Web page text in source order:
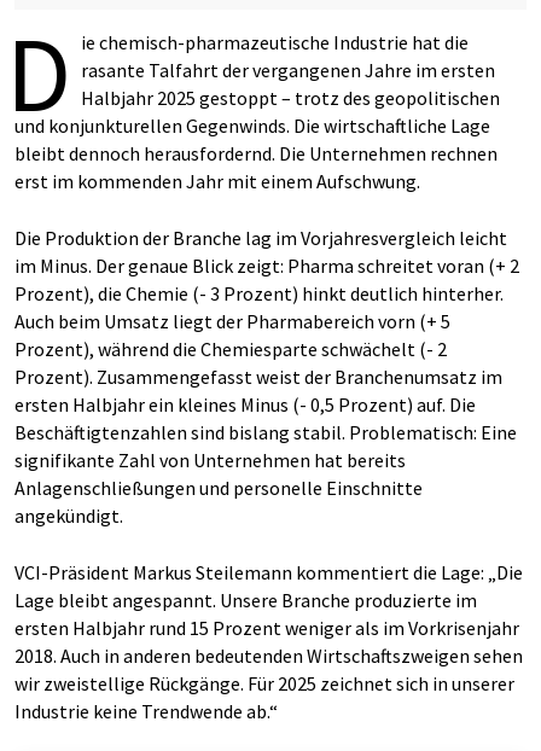
D
ie chemisch-pharmazeutische Industrie hat die
rasante Talfahrt der vergangenen Jahre im ersten
Halbjahr 2025 gestoppt – trotz des geopolitischen
und konjunkturellen Gegenwinds. Die wirtschaftliche Lage
bleibt dennoch herausfordernd. Die Unternehmen rechnen
erst im kommenden Jahr mit einem Aufschwung.
Die Produktion der Branche lag im Vorjahresvergleich leicht
im Minus. Der genaue Blick zeigt: Pharma schreitet voran (+ 2
Prozent), die Chemie (- 3 Prozent) hinkt deutlich hinterher.
Auch beim Umsatz liegt der Pharmabereich vorn (+ 5
Prozent), während die Chemiesparte schwächelt (- 2
Prozent). Zusammengefasst weist der Branchenumsatz im
ersten Halbjahr ein kleines Minus (- 0,5 Prozent) auf. Die
Beschäftigtenzahlen sind bislang stabil. Problematisch: Eine
signifikante Zahl von Unternehmen hat bereits
Anlagenschließungen und personelle Einschnitte
angekündigt.
VCI-Präsident Markus Steilemann kommentiert die Lage: „Die
Lage bleibt angespannt. Unsere Branche produzierte im
ersten Halbjahr rund 15 Prozent weniger als im Vorkrisenjahr
2018. Auch in anderen bedeutenden Wirtschaftszweigen sehen
wir zweistellige Rückgänge. Für 2025 zeichnet sich in unserer
Industrie keine Trendwende ab.“